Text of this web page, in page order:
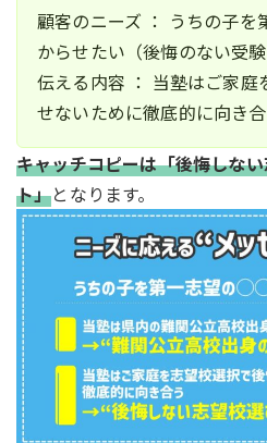
顧客のニーズ ： うちの子
からせたい（後悔のない受験
伝える内容 ： 当塾はご家庭
せないために徹底的に向き
キャッチコピーは「後悔しな
ト」となります。